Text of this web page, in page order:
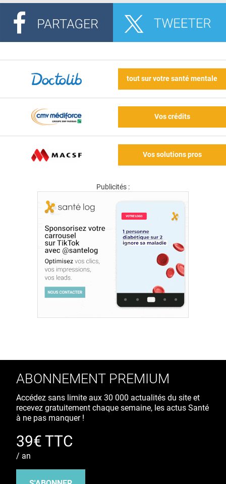
tout sur votre santé mentale
Vos crédits
Vos solutions pros
Publicités :
ABONNEMENT PREMIUM
Accédez sans limite aux 30 000 actualités du site et
recevez gratuitement chaque semaine, les actus Santé
à ne pas manquer !
39€ TTC
/ an